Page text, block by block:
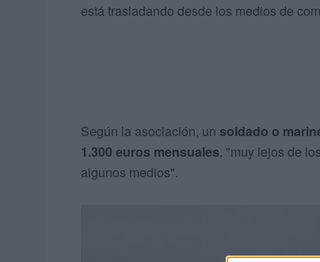
está trasladando desde los medios de
Según la asociación, un soldado o
1.300 euros mensuales, "muy lejos de los
algunos medios".